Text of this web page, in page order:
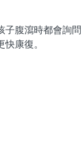
子腹瀉時都會詢問
康復。